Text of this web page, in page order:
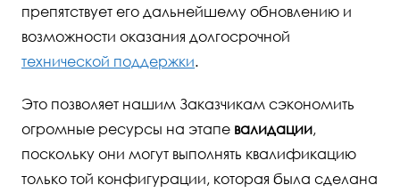
препятствует его дальнейшему обновлению и
возможности оказания долгосрочной
технической поддержки.
Это позволяет нашим Заказчикам сэкономить
огромные ресурсы на этапе валидации,
поскольку они могут выполнять квалификацию
только той конфигурации, которая была сделана